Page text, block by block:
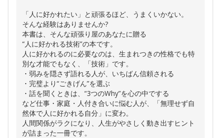
「人に好かれたい」と頑張るほど、うまくいかない。
そんな経験はありませんか?
本書は、そんな頑張り屋のあなたに贈る
“人に好かれる技術”の本です。
人に好かれるのに必要なのは、生まれつきの性格でも特
別な才能でもなく、「技術」です。
・弱みを隠さず語れる人が、いちばん信頼される
・完璧より“ごきげん”を選ぶ
・話を聞くときは、“3つのWhy”を心の中でする
など仕事・家庭・人付き合いに悩む人が、「無理せず自
然体で人に好かれる自分」に変わ。
人間関係がラクになり、人生がやさしく動き出すヒント
が詰まった一冊です。